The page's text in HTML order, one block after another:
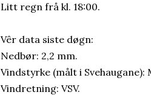
Litt regn frå kl. 18:00.
Vêr data siste døgn:
Nedbør: 2,2 mm.
Vindstyrke (målt i Svehaugane):
Vindretning: VSV.